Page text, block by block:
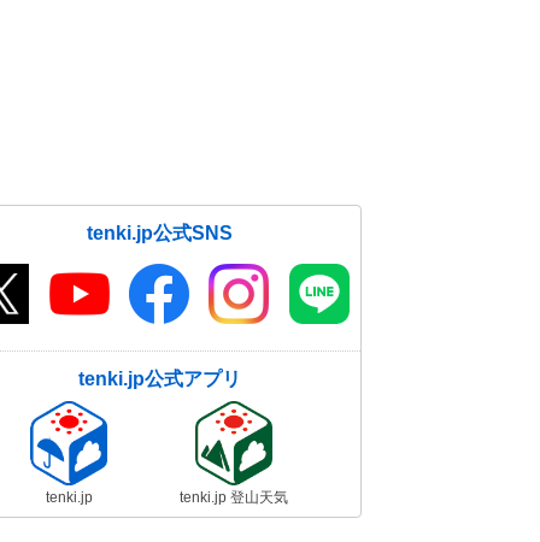
tenki.jp公式SNS
tenki.jp公式アプリ
tenki.jp tenki.jp 登山天気